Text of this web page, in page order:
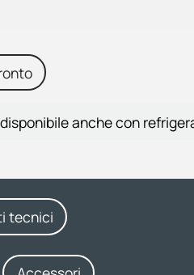
anche con
tecnici